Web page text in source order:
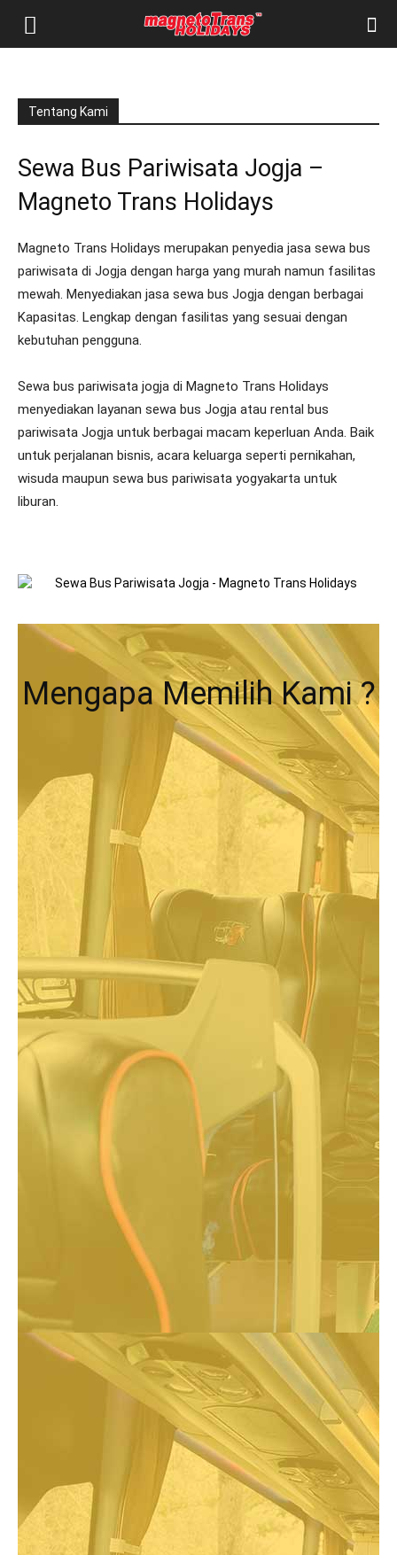
Tentang Kami
Sewa Bus Pariwisata Jogja –
Magneto Trans Holidays
Magneto Trans Holidays merupakan penyedia jasa sewa bus
pariwisata di Jogja dengan harga yang murah namun fasilitas
mewah. Menyediakan jasa sewa bus Jogja dengan berbagai
Kapasitas. Lengkap dengan fasilitas yang sesuai dengan
kebutuhan pengguna.
Sewa bus pariwisata jogja di Magneto Trans Holidays
menyediakan layanan sewa bus Jogja atau rental bus
pariwisata Jogja untuk berbagai macam keperluan Anda. Baik
untuk perjalanan bisnis, acara keluarga seperti pernikahan,
wisuda maupun sewa bus pariwisata yogyakarta untuk
liburan.
Mengapa Memilih Kami ?